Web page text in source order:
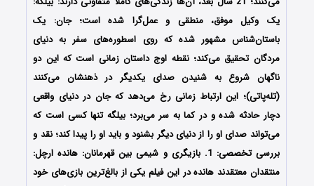
یک وکیل موفق، منطقی و عمل‌گرا شده است؛ جان: یک
باستان‌شناس مشهور شده که روی اسطوره‌های سفر به دنیای
مردگان تحقیق می‌کند؛ نقطه اوج داستان زمانی است که این دو
ناگهان شروع به شنیدن صدای یکدیگر در ذهنشان می‌کنند
(تله‌پاتی)؛ این ارتباط زمانی رخ می‌دهد که جان در دنیای واقعی
دچار حادثه شده و در کما به سر می‌برد؛ بیلگه تنها کسی است که
می‌تواند صدای او را از دنیای دیگر بشنود و باید او را پیدا کند؛ نقد و
بررسی تخصصی: 1. بازیگری و شیمی بین قهرمانان: هانده ارچل:
منتقدان معتقدند هانده در این فیلم یکی از بالغ‌ترین بازی‌های خود